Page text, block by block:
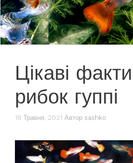
Цікаві
рибок гуппі
18 Травня, 2021 Автор sashko